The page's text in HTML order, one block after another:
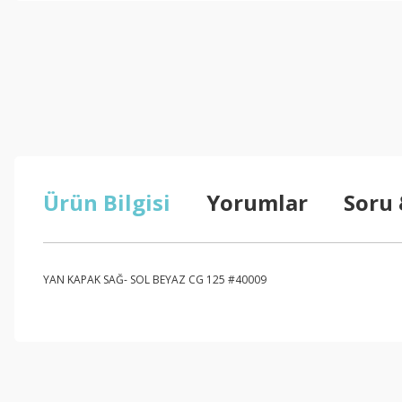
Ürün Bilgisi Yorumlar Soru
YAN KAPAK SAĞ- SOL BEYAZ CG 125 #40009